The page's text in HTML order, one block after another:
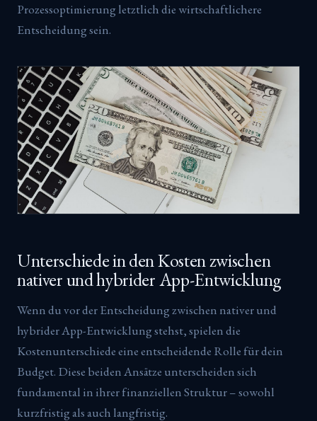
Prozessoptimierung letztlich die wirtschaftlichere
Entscheidung sein.
Unterschiede in den Kosten zwischen
nativer und hybrider App-Entwicklung
Wenn du vor der Entscheidung zwischen nativer und
hybrider App-Entwicklung stehst, spielen die
Kostenunterschiede eine entscheidende Rolle für dein
Budget. Diese beiden Ansätze unterscheiden sich
fundamental in ihrer finanziellen Struktur – sowohl
kurzfristig als auch langfristig.